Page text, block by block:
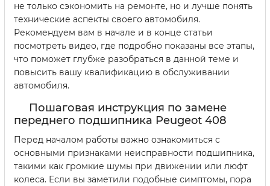
не только сэкономить на ремонте, но и лучше понять
технические аспекты своего автомобиля.
Рекомендуем вам в начале и в конце статьи
посмотреть видео, где подробно показаны все этапы,
что поможет глубже разобраться в данной теме и
повысить вашу квалификацию в обслуживании
автомобиля.
Пошаговая инструкция по замене
переднего подшипника Peugeot 408
Перед началом работы важно ознакомиться с
основными признаками неисправности подшипника,
такими как громкие шумы при движении или люфт
колеса. Если вы заметили подобные симптомы, пора